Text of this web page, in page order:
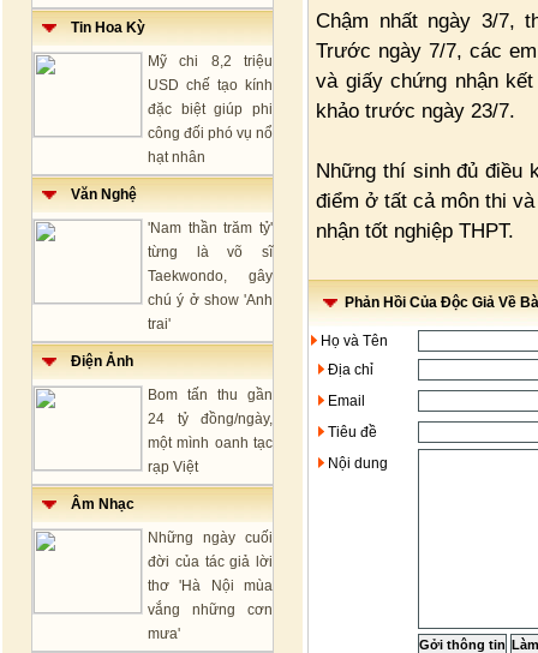
Tin Hoa Kỳ
Mỹ chi 8,2 triệu
USD chế tạo kính
đặc biệt giúp phi
công đối phó vụ nổ
hạt nhân
Văn Nghệ
'Nam thần trăm tỷ'
từng là võ sĩ
Taekwondo, gây
chú ý ở show 'Anh
trai'
Điện Ảnh
Bom tấn thu gần
24 tỷ đồng/ngày,
một mình oanh tạc
rạp Việt
Âm Nhạc
Những ngày cuối
đời của tác giả lời
thơ 'Hà Nội mùa
vắng những cơn
mưa'
Chậm nhất ngày 3/7,
Trước ngày 7/7, các
và giấy chứng nhận
khảo trước ngày 23/7.
Những thí sinh đủ điều
điểm ở tất cả môn thi
nhận tốt nghiệp THPT.
Phản Hồi Của Độc Giả Về
Họ và Tên
Địa chỉ
Email
Tiêu đề
Nội dung